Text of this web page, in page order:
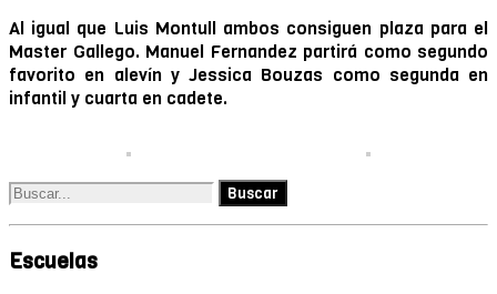
Al igual que Luis Montull ambos consiguen plaza para el
Master Gallego. Manuel Fernandez partirá como segundo
favorito en alevín y Jessica Bouzas como segunda en
infantil y cuarta en cadete.
Escuelas